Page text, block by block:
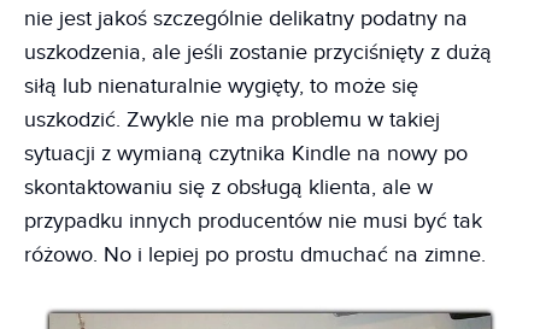
nie jest jakoś szczególnie delikatny podatny na
uszkodzenia, ale jeśli zostanie przyciśnięty z dużą
siłą lub nienaturalnie wygięty, to może się
uszkodzić. Zwykle nie ma problemu w takiej
sytuacji z wymianą czytnika Kindle na nowy po
skontaktowaniu się z obsługą klienta, ale w
przypadku innych producentów nie musi być tak
różowo. No i lepiej po prostu dmuchać na zimne.